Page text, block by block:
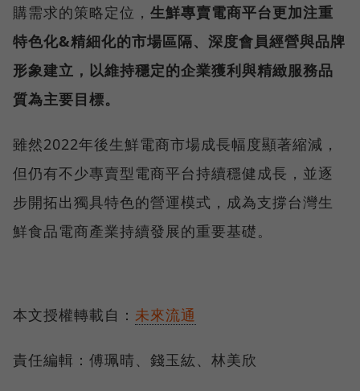
購需求的策略定位， 生鮮專賣電商平台更加注重
特色化&精細化的市場區隔、深度會員經營與品牌
形象建立，以維持穩定的企業獲利與精緻服務品
質為主要目標。
雖然2022年後生鮮電商市場成長幅度顯著縮減，
但仍有不少專賣型電商平台持續穩健成長，並逐
步開拓出獨具特色的營運模式，成為支撐台灣生
鮮食品電商產業持續發展的重要基礎。
本文授權轉載自： 未來流通
責任編輯：傅珮晴、錢玉紘、林美欣